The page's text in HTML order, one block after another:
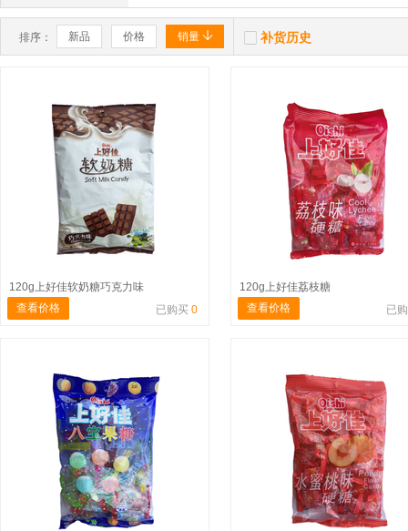
排序： 新品 价格 销量   补货历史
120g上好佳软奶糖巧克力味
查看价格
已购买 0
120g上好佳荔枝糖
查看价格
已